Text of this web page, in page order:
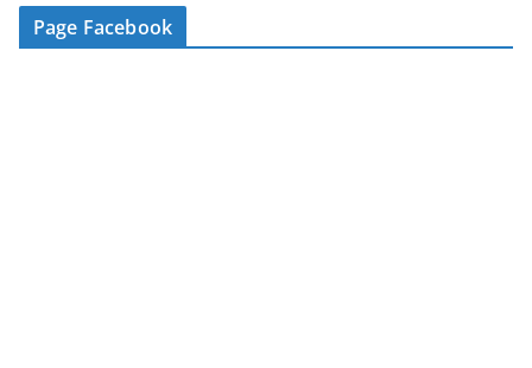
-
m
Page Facebook